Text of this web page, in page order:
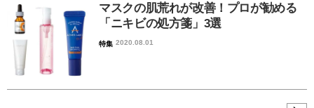
マスクの肌荒れが改善！プロが勧める
「ニキビの処方箋」3選
特集 2020.08.01